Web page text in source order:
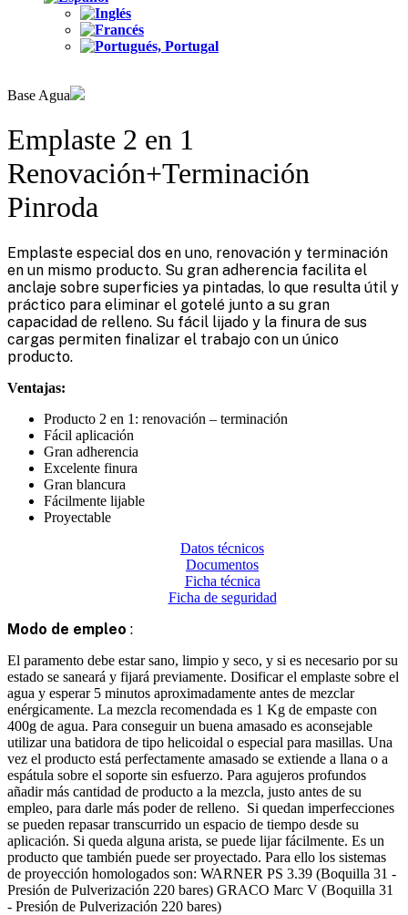
Base Agua
Emplaste 2 en 1
Renovación+Terminación
Pinroda
Emplaste especial dos en uno, renovación y terminación
en un mismo producto. Su gran adherencia facilita el
anclaje sobre superficies ya pintadas, lo que resulta útil y
práctico para eliminar el gotelé junto a su gran
capacidad de relleno. Su fácil lijado y la finura de sus
cargas permiten finalizar el trabajo con un único
producto.
Ventajas:
Producto 2 en 1: renovación – terminación
Fácil aplicación
Gran adherencia
Excelente finura
Gran blancura
Fácilmente lijable
Proyectable
Datos técnicos
Documentos
Ficha técnica
Ficha de seguridad
Modo de empleo :
El paramento debe estar sano, limpio y seco, y si es necesario por su
estado se saneará y fijará previamente. Dosificar el emplaste sobre el
agua y esperar 5 minutos aproximadamente antes de mezclar
enérgicamente. La mezcla recomendada es 1 Kg de empaste con
400g de agua. Para conseguir un buena amasado es aconsejable
utilizar una batidora de tipo helicoidal o especial para masillas. Una
vez el producto está perfectamente amasado se extiende a llana o a
espátula sobre el soporte sin esfuerzo. Para agujeros profundos
añadir más cantidad de producto a la mezcla, justo antes de su
empleo, para darle más poder de relleno. Si quedan imperfecciones
se pueden repasar transcurrido un espacio de tiempo desde su
aplicación. Si queda alguna arista, se puede lijar fácilmente. Es un
producto que también puede ser proyectado. Para ello los sistemas
de proyección homologados son: WARNER PS 3.39 (Boquilla 31 -
Presión de Pulverización 220 bares) GRACO Marc V (Boquilla 31
- Presión de Pulverización 220 bares)